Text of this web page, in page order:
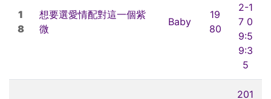
1
8
想要選愛情配對這一個紫
微
Baby
19
80
2-1
7 0
9:5
9:3
5
201